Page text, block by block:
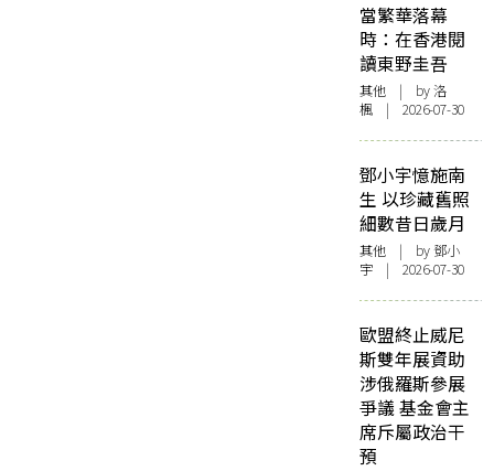
當繁華落幕
時：在香港閱
讀東野圭吾
其他 | by洛
楓 | 2026-07-30
鄧小宇憶施南
生 以珍藏舊照
細數昔日歲月
其他 | by 鄧小
宇 | 2026-07-30
歐盟終止威尼
斯雙年展資助
涉俄羅斯參展
爭議 基金會主
席斥屬政治干
預